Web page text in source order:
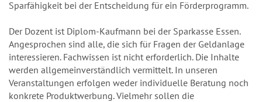
Sparfähigkeit bei der Entscheidung für ein Förderprogramm.
Der Dozent ist Diplom-Kaufmann bei der Sparkasse Essen.
Angesprochen sind alle, die sich für Fragen der Geldanlage
interessieren. Fachwissen ist nicht erforderlich. Die Inhalte
werden allgemeinverständlich vermittelt. In unseren
Veranstaltungen erfolgen weder individuelle Beratung noch
konkrete Produktwerbung. Vielmehr sollen die